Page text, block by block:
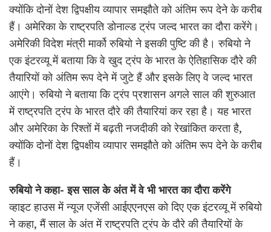
क्योंकि दोनों देश द्विपक्षीय व्यापार समझौते को अंतिम रूप देने के करीब
हैं। अमेरिका के राष्ट्रपति डोनाल्ड ट्रंप जल्द भारत का दौरा करेंगे।
अमेरिकी विदेश मंत्री मार्को रुबियो ने इसकी पुष्टि की है। रुबियो ने
एक इंटरव्यू में बताया कि वे खुद ट्रंप के भारत के ऐतिहासिक दौरे की
तैयारियों को अंतिम रूप देने में जुटे हैं और इसके लिए वे जल्द भारत
आएंगे। रुबियो ने बताया कि ट्रंप प्रशासन अगले साल की शुरुआत
में राष्ट्रपति ट्रंप के भारत दौरे की तैयारियां कर रहा है। यह भारत
और अमेरिका के रिश्तों में बढ़ती नजदीकी को रेखांकित करता है,
क्योंकि दोनों देश द्विपक्षीय व्यापार समझौते को अंतिम रूप देने के करीब
हैं।
रुबियो ने कहा- इस साल के अंत में वे भी भारत का दौरा करेंगे
व्हाइट हाउस में न्यूज एजेंसी आईएएनएस को दिए एक इंटरव्यू में रुबियो
ने कहा, मैं साल के अंत में राष्ट्रपति ट्रंप के दौरे की तैयारियों के